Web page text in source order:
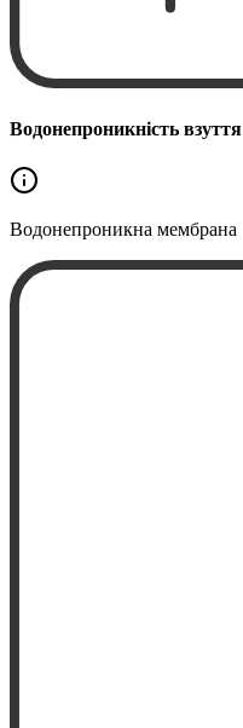
Водонепроникність взуття
Водонепроникна мембрана